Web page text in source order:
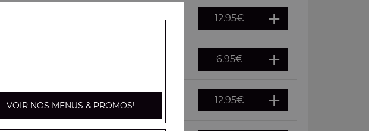
12.95€
6.95€
12.95€
VOIR NOS MENUS & PROMOS!